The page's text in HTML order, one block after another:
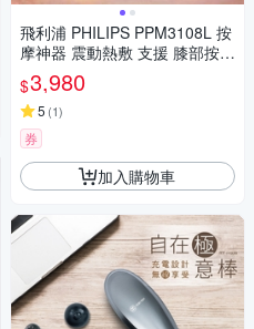
飛利浦 PHILIPS PPM3108L 按
摩神器 震動熱敷 支援 膝部按摩
肘部 肩膀按摩 深藍色 尺寸 L
男女適用 母親節 父親節 情人節
生日 禮物
$3,980
5 (1)
券
加入購物車